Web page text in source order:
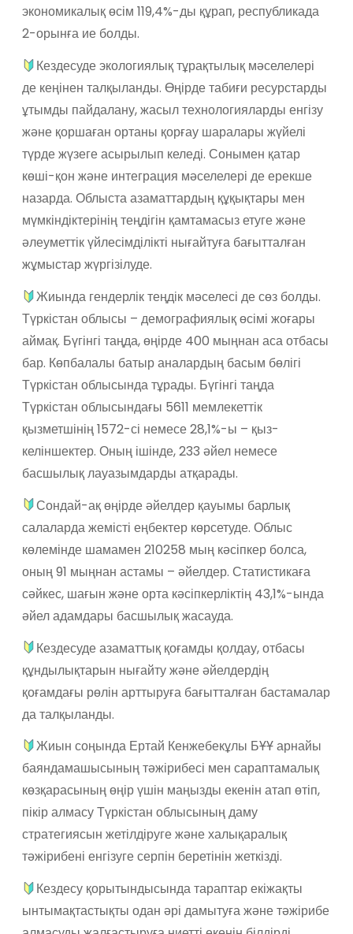
экономикалық өсім 119,4%-ды құрап, республикада
2-орынға ие болды.
Кездесуде экологиялық тұрақтылық мәселелері
де кеңінен талқыланды. Өңірде табиғи ресурстарды
ұтымды пайдалану, жасыл технологияларды енгізу
және қоршаған ортаны қорғау шаралары жүйелі
түрде жүзеге асырылып келеді. Сонымен қатар
көші-қон және интеграция мәселелері де ерекше
назарда. Облыста азаматтардың құқықтары мен
мүмкіндіктерінің теңдігін қамтамасыз етуге және
әлеуметтік үйлесімділікті нығайтуға бағытталған
жұмыстар жүргізілуде.
Жиында гендерлік теңдік мәселесі де сөз болды.
Түркістан облысы – демографиялық өсімі жоғары
аймақ. Бүгінгі таңда, өңірде 400 мыңнан аса отбасы
бар. Көпбалалы батыр аналардың басым бөлігі
Түркістан облысында тұрады. Бүгінгі таңда
Түркістан облысындағы 5611 мемлекеттік
қызметшінің 1572-сі немесе 28,1%-ы – қыз-
келіншектер. Оның ішінде, 233 әйел немесе
басшылық лауазымдарды атқарады.
Сондай-ақ өңірде әйелдер қауымы барлық
салаларда жемісті еңбектер көрсетуде. Облыс
көлемінде шамамен 210258 мың кәсіпкер болса,
оның 91 мыңнан астамы – әйелдер. Статистикаға
сәйкес, шағын және орта кәсіпкерліктің 43,1%-ында
әйел адамдары басшылық жасауда.
Кездесуде азаматтық қоғамды қолдау, отбасы
құндылықтарын нығайту және әйелдердің
қоғамдағы рөлін арттыруға бағытталған бастамалар
да талқыланды.
Жиын соңында Ертай Кенжебекұлы БҰҰ арнайы
баяндамашысының тәжірибесі мен сараптамалық
көзқарасының өңір үшін маңызды екенін атап өтіп,
пікір алмасу Түркістан облысының даму
стратегиясын жетілдіруге және халықаралық
тәжірибені енгізуге серпін беретінін жеткізді.
Кездесу қорытындысында тараптар екіжақты
ынтымақтастықты одан әрі дамытуға және тәжірибе